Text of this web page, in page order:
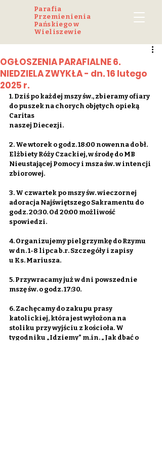
Parafia
Przemienienia
Pańskiego w
Wieliszewie
OGŁOSZENIA PARAFIALNE 6.
NIEDZIELA ZWYKŁA - dn. 16 lutego
2025 r.
1. Dziś po każdej mszy św., zbieramy ofiary
do puszek na chorych objętych opieką
Caritas
naszej Diecezji.
2. We wtorek o godz. 18:00 nowenna do bł.
Elżbiety Róży Czackiej, w środę do MB
Nieustającej Pomocy i msza św. w intencji
zbiorowej.
3. W czwartek po mszy św. wieczornej
adoracja Najświętszego Sakramentu do
godz. 20:30. Od 20:00 możliwość
spowiedzi.
4. Organizujemy pielgrzymkę do Rzymu
w dn. 1-8 lipca b.r. Szczegóły i zapisy
u Ks. Mariusza.
5. Przywracamy już w dni powszednie
mszę św. o godz. 17:30.
6. Zachęcamy do zakupu prasy
katolickiej, która jest wyłożona na
stoliku przy wyjściu z kościoła. W
tygodniku „Idziemy” m.in. „Jak dbać o